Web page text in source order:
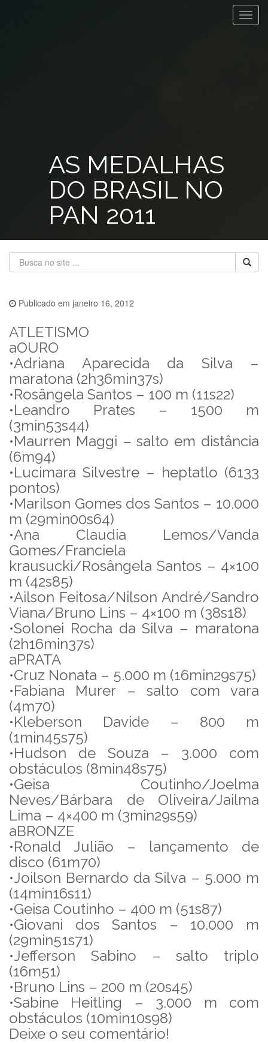
AS MEDALHAS
DO BRASIL NO
PAN 2011
Publicado em janeiro 16, 2012
ATLETISMO
aOURO
•Adriana Aparecida da Silva –
maratona (2h36min37s)
•Rosângela Santos – 100 m (11s22)
•Leandro Prates – 1500 m
(3min53s44)
•Maurren Maggi – salto em distância
(6m94)
•Lucimara Silvestre – heptatlo (6133
pontos)
•Marilson Gomes dos Santos – 10.000
m (29min00s64)
•Ana Claudia Lemos/Vanda
Gomes/Franciela
krausucki/Rosângela Santos – 4×100
m (42s85)
•Ailson Feitosa/Nilson André/Sandro
Viana/Bruno Lins – 4×100 m (38s18)
•Solonei Rocha da Silva – maratona
(2h16min37s)
aPRATA
•Cruz Nonata – 5.000 m (16min29s75)
•Fabiana Murer – salto com vara
(4m70)
•Kleberson Davide – 800 m
(1min45s75)
•Hudson de Souza – 3.000 com
obstáculos (8min48s75)
•Geisa Coutinho/Joelma
Neves/Bárbara de Oliveira/Jailma
Lima – 4×400 m (3min29s59)
aBRONZE
•Ronald Julião – lançamento de
disco (61m70)
•Joilson Bernardo da Silva – 5.000 m
(14min16s11)
•Geisa Coutinho – 400 m (51s87)
•Giovani dos Santos – 10.000 m
(29min51s71)
•Jefferson Sabino – salto triplo
(16m51)
•Bruno Lins – 200 m (20s45)
•Sabine Heitling – 3.000 m com
obstáculos (10min10s98)
Deixe o seu comentário!